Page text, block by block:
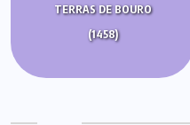
TERRAS DE BOURO
(1458)